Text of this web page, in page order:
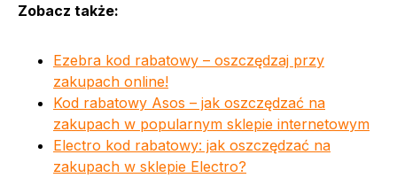
Zobacz także:
Ezebra kod rabatowy – oszczędzaj przy
zakupach online!
Kod rabatowy Asos – jak oszczędzać na
zakupach w popularnym sklepie internetowym
Electro kod rabatowy: jak oszczędzać na
zakupach w sklepie Electro?